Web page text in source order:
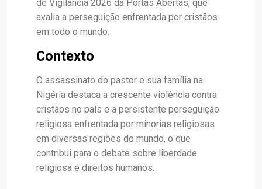
de Vigilância 2026 da Portas Abertas, que
avalia a perseguição enfrentada por cristãos
em todo o mundo.
Contexto
O assassinato do pastor e sua família na
Nigéria destaca a crescente violência contra
cristãos no país e a persistente perseguição
religiosa enfrentada por minorias religiosas
em diversas regiões do mundo, o que
contribui para o debate sobre liberdade
religiosa e direitos humanos.